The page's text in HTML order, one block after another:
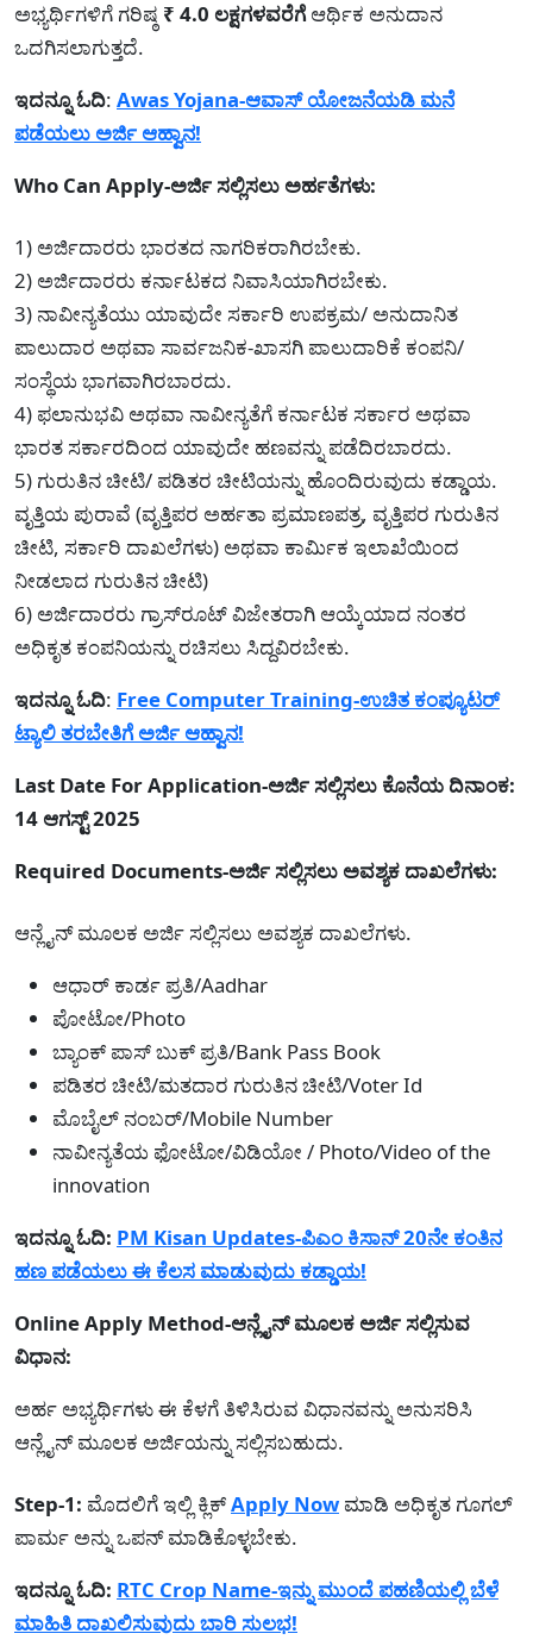
ಅಭ್ಯರ್ಥಿಗಳಿಗೆ ಗರಿಷ್ಠ ₹ 4.0 ಲಕ್ಷಗಳವರೆಗೆಆರ್ಥಿಕ ಅನುದಾನ
ಒದಗಿಸಲಾಗುತ್ತದೆ.
ಇದನ್ನೂ ಓದಿ: Awas Yojana-ಆವಾಸ್ ಯೋಜನೆಯಡಿ ಮನೆ
ಪಡೆಯಲು ಅರ್ಜಿ ಆಹ್ವಾನ!
Who Can Apply-ಅರ್ಜಿ ಸಲ್ಲಿಸಲು ಅರ್ಹತೆಗಳು:
1) ಅರ್ಜಿದಾರರು ಭಾರತದ ನಾಗರಿಕರಾಗಿರಬೇಕು.
2) ಅರ್ಜಿದಾರರು ಕರ್ನಾಟಕದ ನಿವಾಸಿಯಾಗಿರಬೇಕು.
3) ನಾವೀನ್ಯತೆಯು ಯಾವುದೇ ಸರ್ಕಾರಿ ಉಪಕ್ರಮ/ ಅನುದಾನಿತ
ಪಾಲುದಾರ ಅಥವಾ ಸಾರ್ವಜನಿಕ-ಖಾಸಗಿ ಪಾಲುದಾರಿಕೆ ಕಂಪನಿ/
ಸಂಸ್ಥೆಯ ಭಾಗವಾಗಿರಬಾರದು.
4) ಫಲಾನುಭವಿ ಅಥವಾ ನಾವೀನ್ಯತೆಗೆ ಕರ್ನಾಟಕ ಸರ್ಕಾರ ಅಥವಾ
ಭಾರತ ಸರ್ಕಾರದಿಂದ ಯಾವುದೇ ಹಣವನ್ನು ಪಡೆದಿರಬಾರದು.
5) ಗುರುತಿನ ಚೀಟಿ/ ಪಡಿತರ ಚೀಟಿಯನ್ನು ಹೊಂದಿರುವುದು ಕಡ್ಡಾಯ.
ವೃತ್ತಿಯ ಪುರಾವೆ (ವೃತ್ತಿಪರ ಅರ್ಹತಾ ಪ್ರಮಾಣಪತ್ರ, ವೃತ್ತಿಪರ ಗುರುತಿನ
ಚೀಟಿ, ಸರ್ಕಾರಿ ದಾಖಲೆಗಳು) ಅಥವಾ ಕಾರ್ಮಿಕ ಇಲಾಖೆಯಿಂದ
ನೀಡಲಾದ ಗುರುತಿನ ಚೀಟಿ)
6) ಅರ್ಜಿದಾರರು ಗ್ರಾಸ್‌ರೂಟ್ ವಿಜೇತರಾಗಿ ಆಯ್ಕೆಯಾದ ನಂತರ
ಅಧಿಕೃತ ಕಂಪನಿಯನ್ನು ರಚಿಸಲು ಸಿದ್ದವಿರಬೇಕು.
ಇದನ್ನೂ ಓದಿ: Free Computer Training-ಉಚಿತ ಕಂಪ್ಯೂಟರ್
ಟ್ಯಾಲಿ ತರಬೇತಿಗೆ ಅರ್ಜಿ ಆಹ್ವಾನ!
Last Date For Application-ಅರ್ಜಿ ಸಲ್ಲಿಸಲು ಕೊನೆಯ ದಿನಾಂಕ:
14 ಆಗಸ್ಟ್ 2025
Required Documents-ಅರ್ಜಿ ಸಲ್ಲಿಸಲು ಅವಶ್ಯಕ ದಾಖಲೆಗಳು:
ಆನ್ಲೈನ್ ಮೂಲಕ ಅರ್ಜಿ ಸಲ್ಲಿಸಲು ಅವಶ್ಯಕ ದಾಖಲೆಗಳು.
ಆಧಾರ್ ಕಾರ್ಡ ಪ್ರತಿ/Aadhar
ಪೋಟೋ/Photo
ಬ್ಯಾಂಕ್ ಪಾಸ್ ಬುಕ್ ಪ್ರತಿ/Bank Pass Book
ಪಡಿತರ ಚೀಟಿ/ಮತದಾರ ಗುರುತಿನ ಚೀಟಿ/Voter Id
ಮೊಬೈಲ್ ನಂಬರ್/Mobile Number
ನಾವೀನ್ಯತೆಯ ಫೋಟೋ/ವಿಡಿಯೋ / Photo/Video of the
innovation
ಇದನ್ನೂ ಓದಿ: PM Kisan Updates-ಪಿಎಂ ಕಿಸಾನ್ 20ನೇ ಕಂತಿನ
ಹಣ ಪಡೆಯಲು ಈ ಕೆಲಸ ಮಾಡುವುದು ಕಡ್ಡಾಯ!
Online Apply Method-ಆನ್ಲೈನ್ ಮೂಲಕ ಅರ್ಜಿ ಸಲ್ಲಿಸುವ
ವಿಧಾನ:
ಅರ್ಹ ಅಭ್ಯರ್ಥಿಗಳು ಈ ಕೆಳಗೆ ತಿಳಿಸಿರುವ ವಿಧಾನವನ್ನು ಅನುಸರಿಸಿ
ಆನ್ಲೈನ್ ಮೂಲಕ ಅರ್ಜಿಯನ್ನು ಸಲ್ಲಿಸಬಹುದು.
Step-1: ಮೊದಲಿಗೆ ಇಲ್ಲಿ ಕ್ಲಿಕ್Apply Now ಮಾಡಿ ಅಧಿಕೃತ ಗೂಗಲ್
ಪಾರ್ಮ ಅನ್ನು ಒಪನ್ ಮಾಡಿಕೊಳ್ಳಬೇಕು.
ಇದನ್ನೂ ಓದಿ: RTC Crop Name-ಇನ್ನು ಮುಂದೆ ಪಹಣಿಯಲ್ಲಿ ಬೆಳೆ
ಮಾಹಿತಿ ದಾಖಲಿಸುವುದು ಬಾರಿ ಸುಲಭ!